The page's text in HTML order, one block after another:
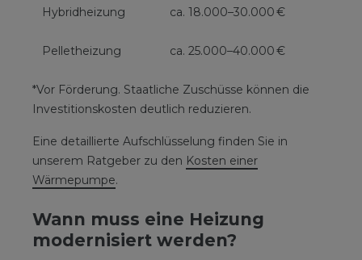
Hybridheizung ca. 18.000–30.000 €
Pelletheizung ca. 25.000–40.000 €
*Vor Förderung. Staatliche Zuschüsse können die
Investitionskosten deutlich reduzieren.
Eine detaillierte Aufschlüsselung finden Sie in
unserem Ratgeber zu den Kosten einer
Wärmepumpe.
Wann muss eine Heizung
modernisiert werden?